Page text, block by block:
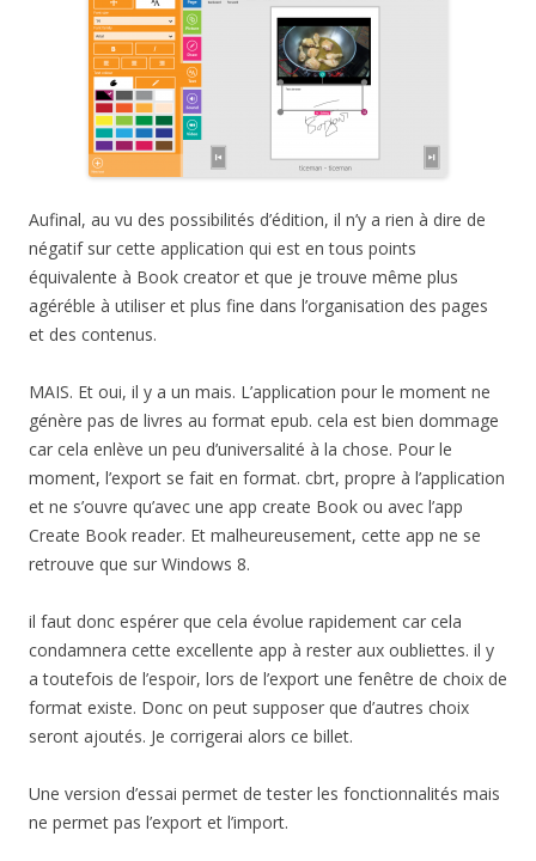
Aufinal, au vu des possibilités d’édition, il n’y a rien à dire de
négatif sur cette application qui est en tous points
équivalente à Book creator et que je trouve même plus
agéréble à utiliser et plus fine dans l’organisation des pages
et des contenus.
MAIS. Et oui, il y a un mais. L’application pour le moment ne
génère pas de livres au format epub. cela est bien dommage
car cela enlève un peu d’universalité à la chose. Pour le
moment, l’export se fait en format. cbrt, propre à l’application
et ne s’ouvre qu’avec une app create Book ou avec l’app
Create Book reader. Et malheureusement, cette app ne se
retrouve que sur Windows 8.
il faut donc espérer que cela évolue rapidement car cela
condamnera cette excellente app à rester aux oubliettes. il y
a toutefois de l’espoir, lors de l’export une fenêtre de choix de
format existe. Donc on peut supposer que d’autres choix
seront ajoutés. Je corrigerai alors ce billet.
Une version d’essai permet de tester les fonctionnalités mais
ne permet pas l’export et l’import.